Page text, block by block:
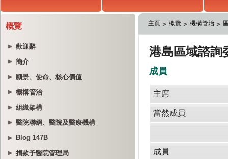
概覽
歡迎辭
簡介
願景、使命、核心價值
機構管治
組織架構
醫院聯網、醫院及醫療機構
Blog 147B
捐款予醫院管理局
主頁 概覽 機構管治